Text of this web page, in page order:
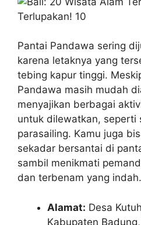
Pantai Pandawa sering
karena letaknya yang
tebing kapur tinggi.
Pandawa masih mudah
menyajikan berbagai
untuk dilewatkan, seperti
parasailing. Kamu juga
sekadar bersantai di
sambil menikmati
dan terbenam yang indah.
Alamat: Desa
Kabupaten